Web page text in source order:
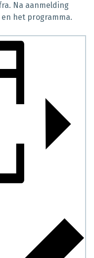
Na aanmelding
het programma.